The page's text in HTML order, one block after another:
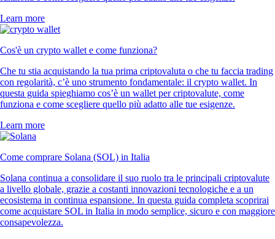
Learn more
Cos'è un crypto wallet e come funziona?
Che tu stia acquistando la tua prima criptovaluta o che tu faccia trading
con regolarità, c’è uno strumento fondamentale: il crypto wallet. In
questa guida spieghiamo cos’è un wallet per criptovalute, come
funziona e come scegliere quello più adatto alle tue esigenze.
Learn more
Come comprare Solana (SOL) in Italia
Solana continua a consolidare il suo ruolo tra le principali criptovalute
a livello globale, grazie a costanti innovazioni tecnologiche e a un
ecosistema in continua espansione. In questa guida completa scoprirai
come acquistare SOL in Italia in modo semplice, sicuro e con maggiore
consapevolezza.